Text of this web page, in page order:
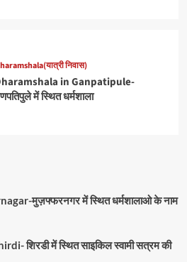
निवास)
in Ganpatipule-
में स्थित धर्मशाला
मुज़फ्फरनगर में स्थित धर्मशालाओ के नाम
शिरडी में स्थित साइकिल स्वामी सत्रम की